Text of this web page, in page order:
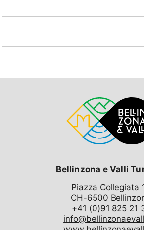
Bellinzona e Valli
Piazza Collegiata
CH-6500